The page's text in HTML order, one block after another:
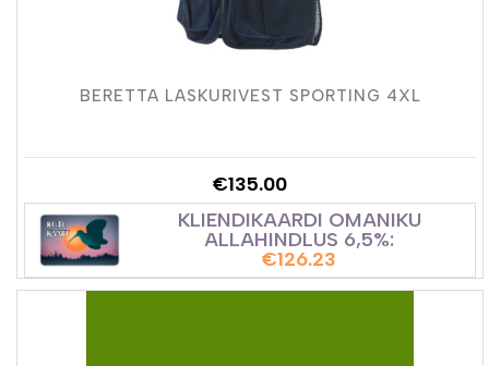
BERETTA LASKURIVEST SPORTING 4XL
€135.00
KLIENDIKAARDI OMANIKU
ALLAHINDLUS 6,5%:
€126.23